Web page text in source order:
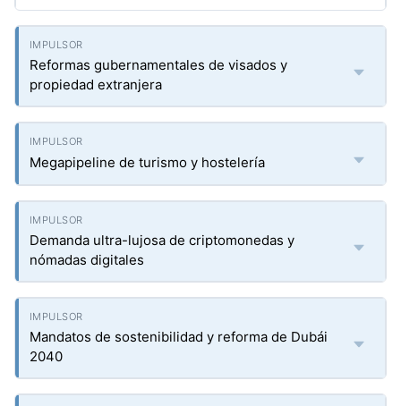
Reformas gubernamentales de visados y
propiedad extranjera
Megapipeline de turismo y hostelería
Demanda ultra-lujosa de criptomonedas y
nómadas digitales
Mandatos de sostenibilidad y reforma de Dubái
2040